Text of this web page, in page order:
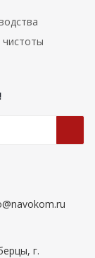
г.